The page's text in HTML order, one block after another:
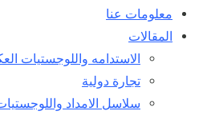
معلومات عنا
المقالات
الاستدامه واللوجستيات
تجارة دولية
سلاسل الامداد